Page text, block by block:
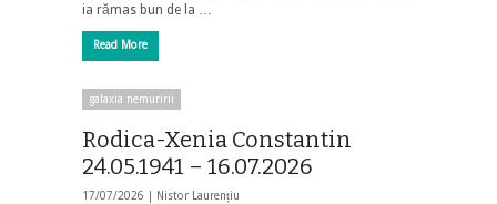
ia rămas bun de la …
Read More
galaxia nemuririi
Rodica-Xenia Constantin
24.05.1941 – 16.07.2026
17/07/2026 | Nistor Laurențiu